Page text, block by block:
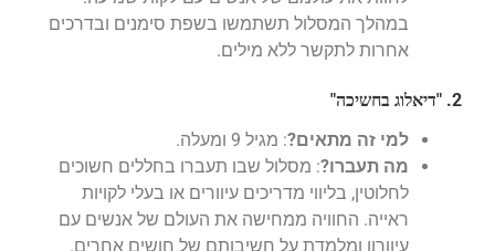
במהלך המסלול תשתמשו בשפת סימנים ובדרכים
אחרות לתקשר ללא מילים.
2. "דיאלוג בחשיכה"
למי זה מתאים?: מגיל 9 ומעלה.
מה תעברו?: מסלול שבו תעברו בחללים חשוכים
לחלוטין, בליווי מדריכים עיוורים או בעלי לקויות
ראייה. החוויה ממחישה את העולם של אנשים עם
עיוורון ומלמדת על חשיבותם של חושים אחרים.